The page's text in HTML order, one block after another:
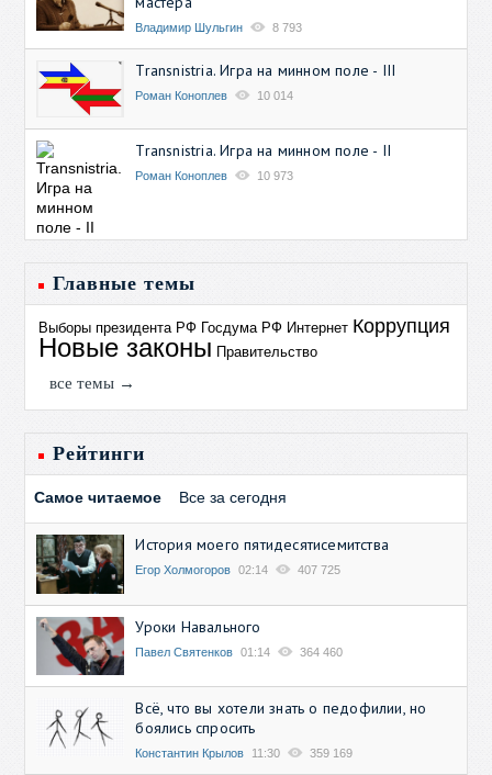
Владимир Шульгин 8 793
Transnistria. Игра на минном поле - III
Роман Коноплев 10 014
Transnistria. Игра на минном поле - II
Роман Коноплев 10 973
Главные темы
Выборы президента РФ Госдума РФ Интернет Коррупция
Новые законы Правительство
все темы →
Рейтинги
Самое читаемое Все за сегодня
История моего пятидесятисемитства
Егор Холмогоров 02:14 407 725
Уроки Навального
Павел Святенков 01:14 364 460
Всё, что вы хотели знать о педофилии, но
боялись спросить
Константин Крылов 11:30 359 169